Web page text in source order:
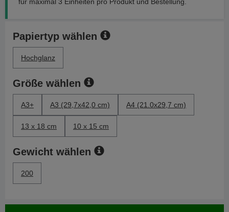
Papiertyp wählen
Hochglanz
Größe wählen
A3+ A3 (29,7x42,0 cm) A4 (21.0x29,7 cm)
13 x 18 cm 10 x 15 cm
Gewicht wählen
200